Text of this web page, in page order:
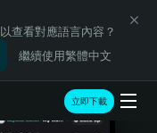
以查看對應語言內容？
繼續使用繁體中文
立即下載